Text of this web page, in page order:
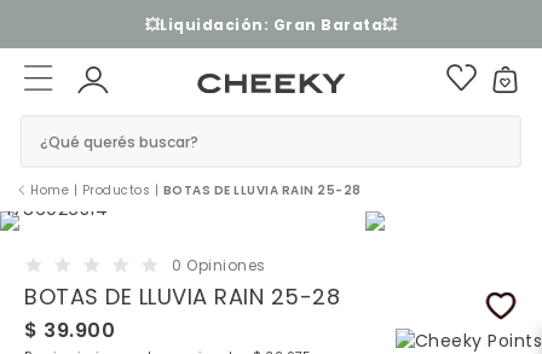
3 cuotas sin interés​ ​
¿Qué querés buscar?
Home | Productos | BOTAS DE LLUVIA RAIN 25-28
0 Opiniones
BOTAS DE LLUVIA RAIN 25-28
$ 39.900